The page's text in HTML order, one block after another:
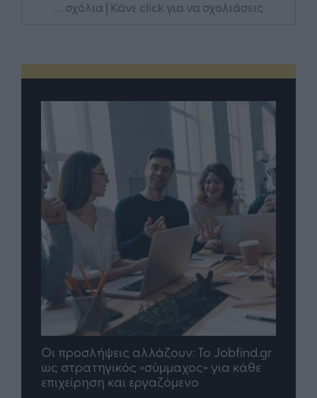
... σχόλια | Κάνε click για να σχολιάσεις
TP Greece: Πώς διαμορφώνεται το
μέλλον του Insurance στην εποχή του AI